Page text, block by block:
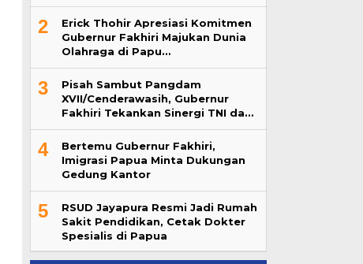
2
Erick Thohir Apresiasi Komitmen
Gubernur Fakhiri Majukan Dunia
Olahraga di Papu…
3
Pisah Sambut Pangdam
XVII/Cenderawasih, Gubernur
Fakhiri Tekankan Sinergi TNI da…
4
Bertemu Gubernur Fakhiri,
Imigrasi Papua Minta Dukungan
Gedung Kantor
5
RSUD Jayapura Resmi Jadi Rumah
Sakit Pendidikan, Cetak Dokter
Spesialis di Papua